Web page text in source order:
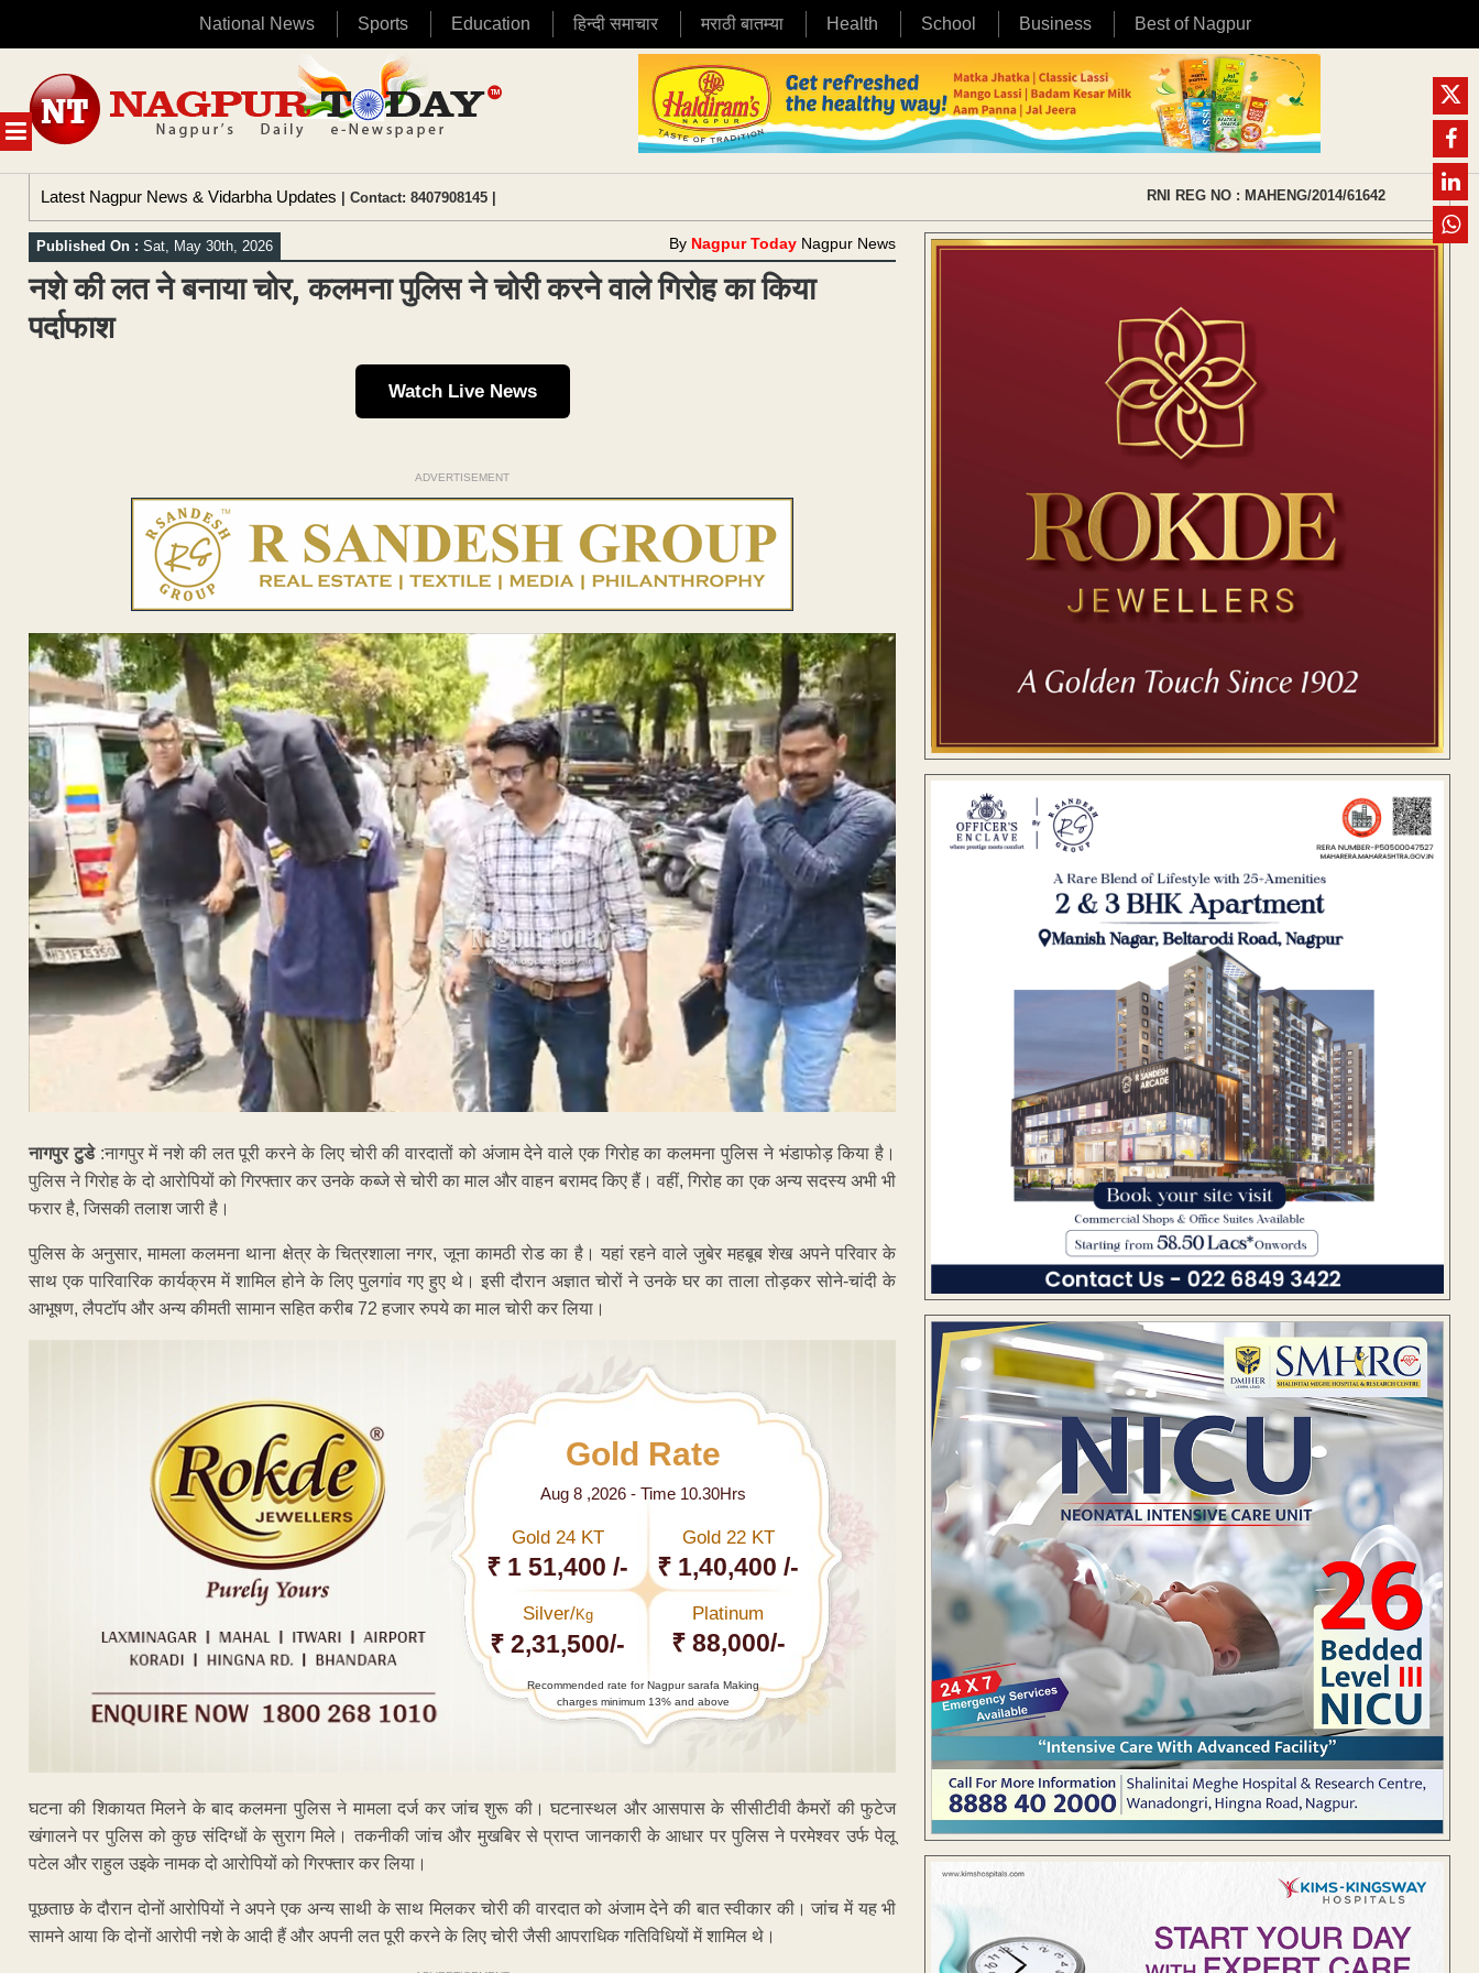
National News Sports Education हिन्दी समाचार मराठी बातम्या Health School Business Best of Nagpur
MENU
content
Latest Nagpur News & Vidarbha Updates | Contact: 8407908145 | RNI REG NO : MAHENG/2014/61642
Published On : Sat, May 30th, 2026 By Nagpur Today Nagpur News
नशे की लत ने बनाया चोर, कलमना पुलिस ने चोरी करने वाले गिरोह का किया
पर्दाफाश
Watch Live News
ADVERTISEMENT
नागपुर टुडे:नागपुर में नशे की लत पूरी करने के लिए चोरी की वारदातों को अंजाम देने वाले एक गिरोह का कलमना पुलिस ने भंडाफोड़ किया है।
पुलिस ने गिरोह के दो आरोपियों को गिरफ्तार कर उनके कब्जे से चोरी का माल और वाहन बरामद किए हैं। वहीं, गिरोह का एक अन्य सदस्य अभी भी
फरार है, जिसकी तलाश जारी है।
पुलिस के अनुसार, मामला कलमना थाना क्षेत्र के चित्रशाला नगर, जूना कामठी रोड का है। यहां रहने वाले जुबेर महबूब शेख अपने परिवार के
साथ एक पारिवारिक कार्यक्रम में शामिल होने के लिए पुलगांव गए हुए थे। इसी दौरान अज्ञात चोरों ने उनके घर का ताला तोड़कर सोने-चांदी के
आभूषण, लैपटॉप और अन्य कीमती सामान सहित करीब 72 हजार रुपये का माल चोरी कर लिया।
Gold Rate
Aug 8 ,2026 - Time 10.30Hrs
Gold 24 KT
₹ 1 51,400 /-
Gold 22 KT
₹ 1,40,400 /-
Silver/Kg
₹ 2,31,500/-
Platinum
₹ 88,000/-
Recommended rate for Nagpur sarafa Making
charges minimum 13% and above
घटना की शिकायत मिलने के बाद कलमना पुलिस ने मामला दर्ज कर जांच शुरू की। घटनास्थल और आसपास के सीसीटीवी कैमरों की फुटेज
खंगालने पर पुलिस को कुछ संदिग्धों के सुराग मिले। तकनीकी जांच और मुखबिर से प्राप्त जानकारी के आधार पर पुलिस ने परमेश्वर उर्फ पेलू
पटेल और राहुल उइके नामक दो आरोपियों को गिरफ्तार कर लिया।
पूछताछ के दौरान दोनों आरोपियों ने अपने एक अन्य साथी के साथ मिलकर चोरी की वारदात को अंजाम देने की बात स्वीकार की। जांच में यह भी
सामने आया कि दोनों आरोपी नशे के आदी हैं और अपनी लत पूरी करने के लिए चोरी जैसी आपराधिक गतिविधियों में शामिल थे।